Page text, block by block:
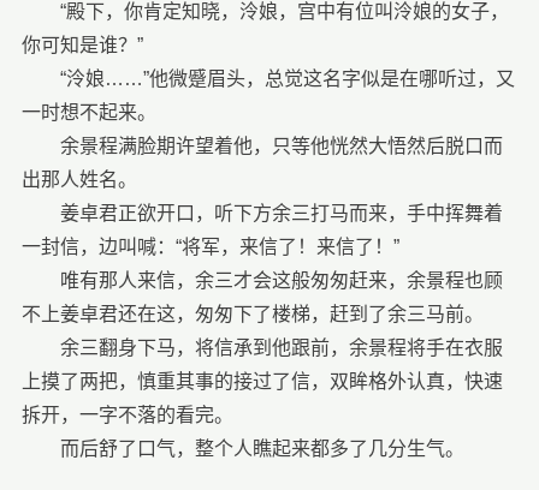
“殿下，你肯定知晓，泠娘，宫中有位叫泠娘的女子，
你可知是谁？”
“泠娘……”他微蹙眉头，总觉这名字似是在哪听过，又
一时想不起来。
余景程满脸期许望着他，只等他恍然大悟然后脱口而
出那人姓名。
姜卓君正欲开口，听下方余三打马而来，手中挥舞着
一封信，边叫喊：“将军，来信了！来信了！”
唯有那人来信，余三才会这般匆匆赶来，余景程也顾
不上姜卓君还在这，匆匆下了楼梯，赶到了余三马前。
余三翻身下马，将信承到他跟前，余景程将手在衣服
上摸了两把，慎重其事的接过了信，双眸格外认真，快速
拆开，一字不落的看完。
而后舒了口气，整个人瞧起来都多了几分生气。